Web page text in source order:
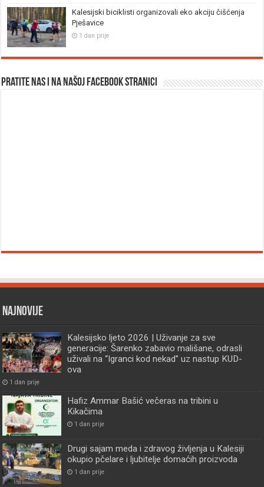
Kalesijski biciklisti organizovali eko akciju čišćenja
Pješavice
1 dan prije
Pratite nas i na našoj facebook stranici
Najnovije
Kalesijsko ljeto 2026 | Uživanje za sve
generacije: Šarenko zabavio mališane, odrasli
uživali na “Igranci kod nekad” uz nastup KUD-
ova
1 dan prije
Hafiz Ammar Bašić večeras na tribini u
Kikačima
1 dan prije
Drugi sajam meda i zdravog življenja u Kalesiji
okupio pčelare i ljubitelje domaćih proizvoda
1 dan prije